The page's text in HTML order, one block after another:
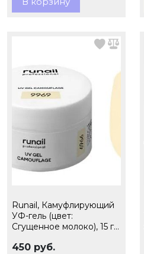
Runail, Камуфлирующий
УФ-гель (цвет:
Сгущенное молоко), 15 г
450 руб.